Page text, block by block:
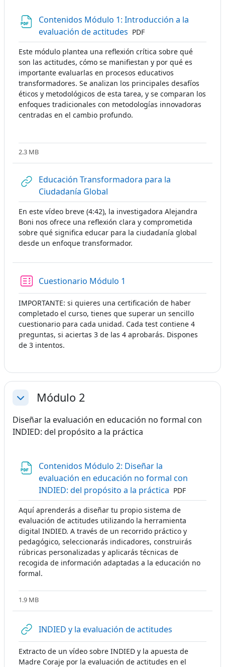
Contenidos Módulo 1: Introducción a la
evaluación de actitudes Archivo
PDF
Este módulo plantea una reflexión crítica sobre qué
son las actitudes, cómo se manifiestan y por qué es
importante evaluarlas en procesos educativos
transformadores. Se analizan los principales desafíos
éticos y metodológicos de esta tarea, y se comparan los
enfoques tradicionales con metodologías innovadoras
centradas en el cambio profundo.
2.3 MB
Educación Transformadora para la
Ciudadanía Global
En este vídeo breve (4:42), la investigadora Alejandra
Boni nos ofrece una reflexión clara y comprometida
sobre qué significa educar para la ciudadanía global
desde un enfoque transformador.
Cuestionario Módulo 1
IMPORTANTE: si quieres una certificación de haber
completado el curso, tienes que superar un sencillo
cuestionario para cada unidad. Cada test contiene 4
preguntas, si aciertas 3 de las 4 aprobarás. Dispones
de 3 intentos.
ColapsarMódulo 2
Diseñar la evaluación en educación no formal con
INDIED: del propósito a la práctica
Contenidos Módulo 2: Diseñar la
evaluación en educación no formal con
INDIED: del propósito a la práctica Archivo
PDF
Aquí aprenderás a diseñar tu propio sistema de
evaluación de actitudes utilizando la herramienta
digital INDIED. A través de un recorrido práctico y
pedagógico, seleccionarás indicadores, construirás
rúbricas personalizadas y aplicarás técnicas de
recogida de información adaptadas a la educación no
formal.
1.9 MB
INDIED y la evaluación de actitudes
Extracto de un vídeo sobre INDIED y la apuesta de
Madre Coraje por la evaluación de actitudes en el